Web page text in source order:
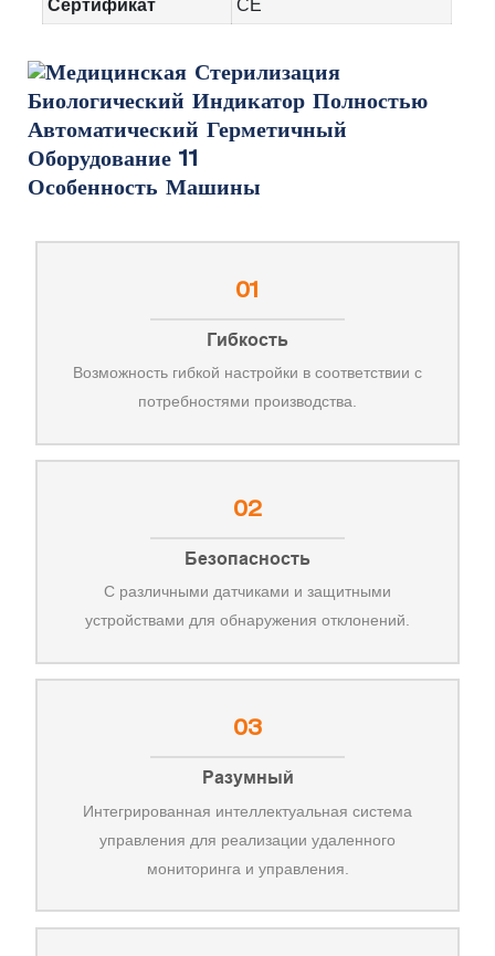
Сертификат CE
Особенность Машины
01
Гибкость
Возможность гибкой настройки в соответствии с
потребностями производства.
02
Безопасность
С различными датчиками и защитными
устройствами для обнаружения отклонений.
03
Разумный
Интегрированная интеллектуальная система
управления для реализации удаленного
мониторинга и управления.